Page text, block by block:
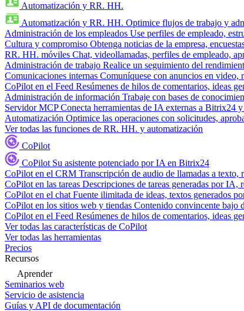
Automatización y RR. HH.
Automatización y RR. HH. Optimice flujos de trabajo y
Administración de los empleados Use perfiles de empleado,
Cultura y compromiso Obtenga noticias de la empresa,
RR. HH. móviles Chat, videollamadas, perfiles de empleado,
Administración de trabajo Realice un seguimiento del
Comunicaciones internas Comuníquese con anuncios en video,
CoPilot en el Feed Resúmenes de hilos de comentarios, ideas
Administración de información Trabaje con bases de
Servidor MCP Conecta herramientas de IA externas a Bitrix24
Automatización Optimice las operaciones con solicitudes,
Ver todas las funciones de RR. HH. y automatización
CoPilot
CoPilot Su asistente potenciado por IA en Bitrix24
CoPilot en el CRM Transcripción de audio de llamadas a texto,
CoPilot en las tareas Descripciones de tareas generadas por IA,
CoPilot en el chat Fuente ilimitada de ideas, textos generados
CoPilot en los sitios web y tiendas Contenido convincente bajo
CoPilot en el Feed Resúmenes de hilos de comentarios, ideas
Ver todas las características de CoPilot
Ver todas las herramientas
Precios
Recursos
Aprender
Seminarios web
Servicio de asistencia
Guías y API de documentación